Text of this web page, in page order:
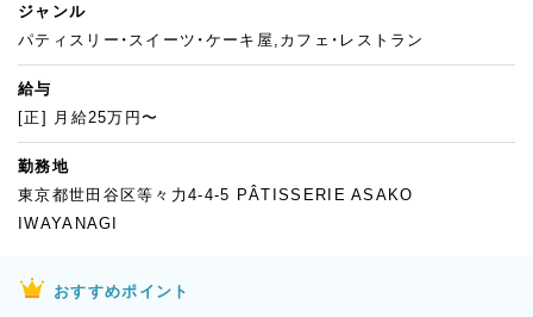
ジャンル
パティスリー・スイーツ・ケーキ屋,カフェ・レストラン
給与
[正] 月給25万円〜
勤務地
東京都世田谷区等々力4-4-5 PÂTISSERIE ASAKO
IWAYANAGI
おすすめポイント